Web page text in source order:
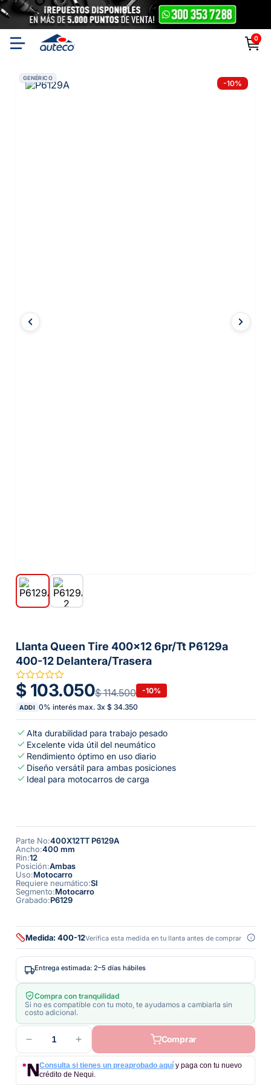
0
-10%
GENÉRICO
Llanta Queen Tire 400x12 6pr/Tt P6129a
400-12 Delantera/Trasera
$ 103.050$ 114.500 -10%
ADDI 0% interés max. 3x $ 34.350
Alta durabilidad para trabajo pesado
Excelente vida útil del neumático
Rendimiento óptimo en uso diario
Diseño versátil para ambas posiciones
Ideal para motocarros de carga
Parte No:400X12TT P6129A
Ancho:400 mm
Rin:12
Posición:Ambas
Uso:Motocarro
Requiere neumático:SI
Segmento:Motocarro
Grabado:P6129
Medida: 400-12Verifica esta medida en tu llanta antes de comprar
Entrega estimada: 2–5 días hábiles
Compra con tranquilidad
Si no es compatible con tu moto, te ayudamos a cambiarla sin
costo adicional.
1 Comprar
Consulta si tienes un preaprobado aquí y paga con tu nuevo
crédito de Nequi.